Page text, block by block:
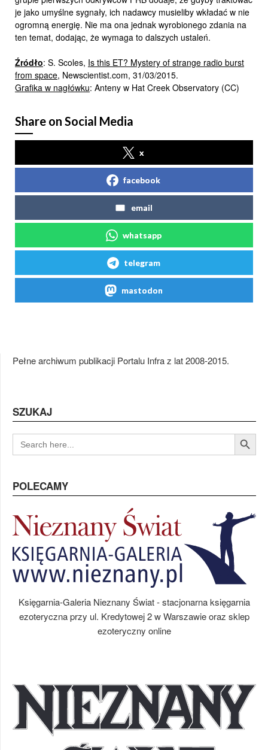
je jako umyślne sygnały, ich nadawcy musieliby wkładać w nie
ogromną energię. Nie ma ona jednak wyrobionego zdania na
ten temat, dodając, że wymaga to dalszych ustaleń.
Źródło: S. Scoles, Is this ET? Mystery of strange radio burst
from space, Newscientist.com, 31/03/2015.
Grafika w nagłówku: Anteny w Hat Creek Observatory (CC)
Share on Social Media
x
facebook
email
whatsapp
telegram
mastodon
Pełne archiwum publikacji Portalu Infra z lat 2008-2015.
SZUKAJ
SEARCH
FOR:
Search Button
POLECAMY
Księgarnia-Galeria Nieznany Świat - stacjonarna księgarnia
ezoteryczna przy ul. Kredytowej 2 w Warszawie oraz sklep
ezoteryczny online